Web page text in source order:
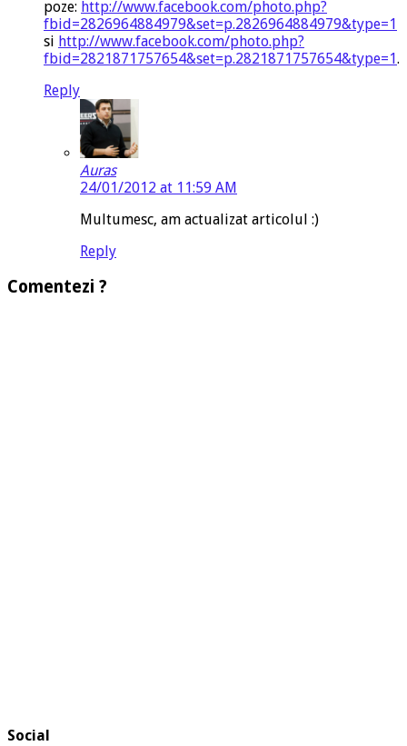
poze: http://www.facebook.com/photo.php?
fbid=2826964884979&set=p.2826964884979&type=1
si http://www.facebook.com/photo.php?
fbid=2821871757654&set=p.2821871757654&type=1 .
Reply
Auras
24/01/2012 at 11:59 AM
Multumesc, am actualizat articolul :)
Reply
Comentezi ?
Social